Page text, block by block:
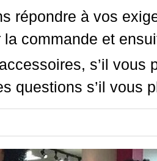
répondre à vos
la commande et
s’il
questions s’il vous